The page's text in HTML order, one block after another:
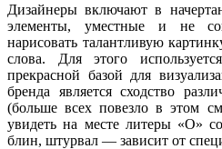
Дизайнеры включают в
элементы, уместные и не
нарисовать талантливую
слова. Для этого
прекрасной базой для
бренда является сходство
(больше всех повезло в этом
увидеть на месте литеры «О»
блин, штурвал — зависит от